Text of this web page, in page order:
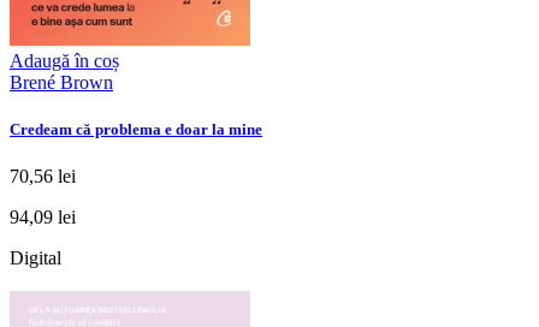
Adaugă în coș
Brené Brown
Credeam că problema e doar la mine
70,56 lei
94,09 lei
Digital